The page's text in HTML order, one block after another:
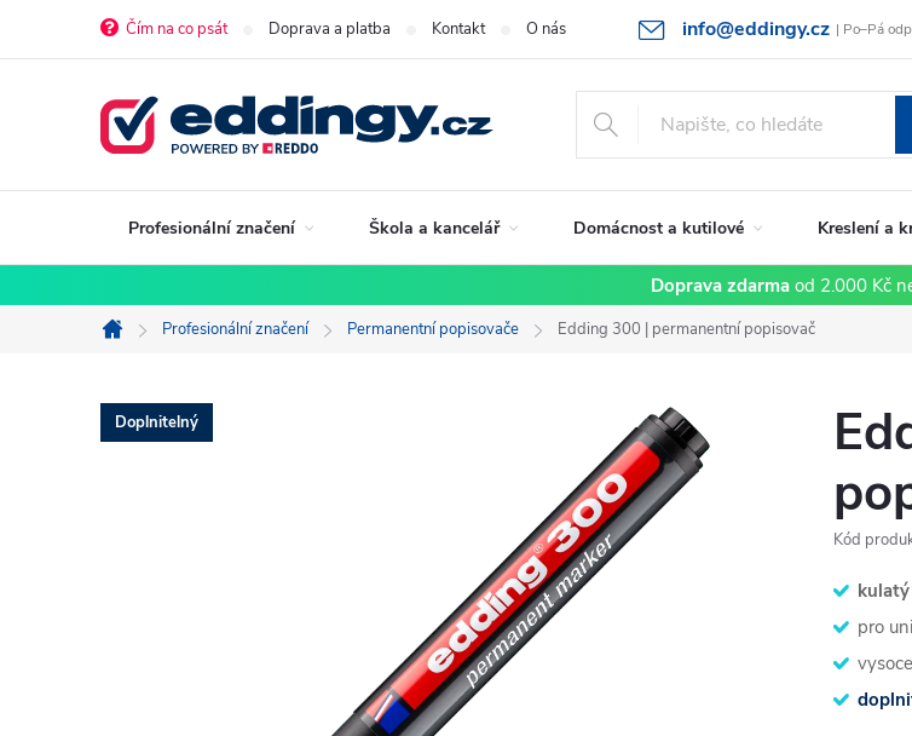
info@eddingy.cz | Po–Pá
Čím na co psát Doprava a platba Kontakt O nás Rady a tipy Vrácení zboží a reklamace
Profesionální značení Škola a kancelář Domácnost a kutilové Kreslení a
Doprava zdarma od 2.000 Kč
Domů
Profesionální značení Permanentní popisovače Edding 300 | permanentní popisovač
Doplnitelný
Kód
pro